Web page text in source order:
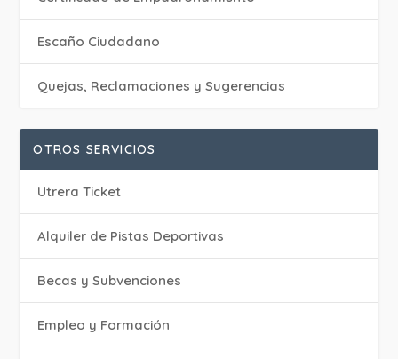
Escaño Ciudadano
Quejas, Reclamaciones y Sugerencias
OTROS SERVICIOS
Utrera Ticket
Alquiler de Pistas Deportivas
Becas y Subvenciones
Empleo y Formación